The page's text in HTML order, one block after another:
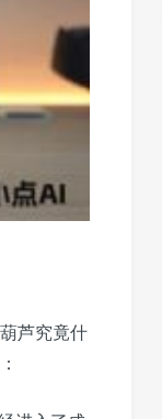
芦究竟什